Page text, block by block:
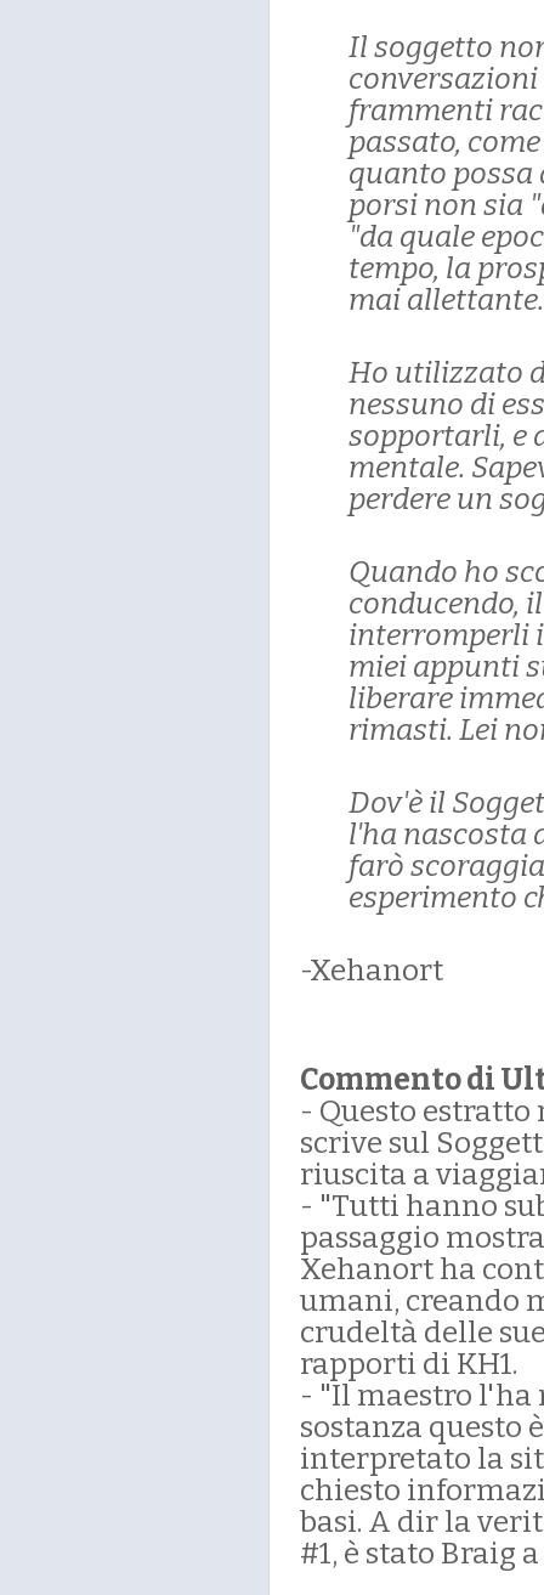
Il soggetto
frammenti
passato,
quanto possa
porsi non sia
"da quale
tempo, la
mai allettante.
Ho utilizzato
nessuno di
sopportarli, e
mentale.
perdere un
Quando ho
conducendo,
interromperli
miei appunti
liberare
rimasti. Lei
Dov'è il
l'ha nascosta
farò
esperimento
-Xehanort
Commento di
- Questo
scrive sul
riuscita a
- "Tutti hanno
passaggio
Xehanort ha
umani, creando
crudeltà delle
rapporti di KH1.
- "Il maestro l'ha
sostanza questo
interpretato la
chiesto
basi. A dir la
#1, è stato Braig